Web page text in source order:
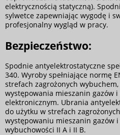
elektrycznością statyczną).
sylwetce zapewniając wygodę i
profesjonalny wygląd w pracy.
Bezpieczeństwo:
Spodnie antyelektrostatyczne
340. Wyroby spełniające normę
strefach zagrożonych
występowania mieszanin gazów
elektronicznym. Ubrania
do użytku w strefach
występowaniu mieszanin gazów
wybuchowości II A i II B.